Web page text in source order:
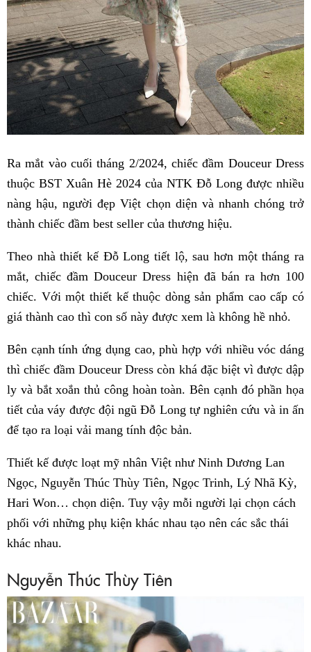
Ra mắt vào cuối tháng 2/2024, chiếc đầm Douceur Dress
thuộc BST Xuân Hè 2024 của NTK Đỗ Long được nhiều
nàng hậu, người đẹp Việt chọn diện và nhanh chóng trở
thành chiếc đầm best seller của thương hiệu.
Theo nhà thiết kế Đỗ Long tiết lộ, sau hơn một tháng ra
mắt, chiếc đầm Douceur Dress hiện đã bán ra hơn 100
chiếc. Với một thiết kế thuộc dòng sản phẩm cao cấp có
giá thành cao thì con số này được xem là không hề nhỏ.
Bên cạnh tính ứng dụng cao, phù hợp với nhiều vóc dáng
thì chiếc đầm Douceur Dress còn khá đặc biệt vì được dập
ly và bắt xoắn thủ công hoàn toàn. Bên cạnh đó phần họa
tiết của váy được đội ngũ Đỗ Long tự nghiên cứu và in ấn
để tạo ra loại vải mang tính độc bản.
Thiết kế được loạt mỹ nhân Việt như Ninh Dương Lan
Ngọc, Nguyễn Thúc Thùy Tiên, Ngọc Trinh, Lý Nhã Kỳ,
Hari Won… chọn diện. Tuy vậy mỗi người lại chọn cách
phối với những phụ kiện khác nhau tạo nên các sắc thái
khác nhau.
Nguyễn Thúc Thùy Tiên